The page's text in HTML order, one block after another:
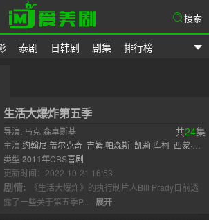
泰剧 日韩剧 剧集 排行榜
搜索
生活大爆炸第五季
共24集
导演: 马克·森卓斯基
主演:约翰尼·盖尔克奇 吉姆·帕森斯 凯莉·库柯 西蒙·赫
尔伯格 昆瑙·内亚 马伊姆·拜力克
奇
类型:2011年CBS喜剧
更新时间：2022-10-21 16:53
剧情:
《生活大爆炸》的执行制片人Bill Prady日前透
露了一些关于第五季P...
展开